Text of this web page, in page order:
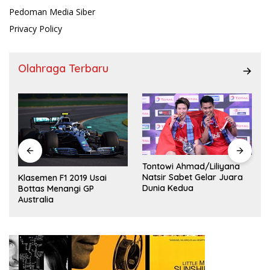
Pedoman Media Siber
Privacy Policy
Olahraga Terbaru
Klasemen F1 2019 Usai
Bottas Menangi GP
Australia
Tontowi Ahmad/Liliyana
Natsir Sabet Gelar Juara
Dunia Kedua